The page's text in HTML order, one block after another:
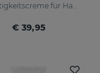
Feuchtigkeitscreme für Haut mit Rötungen
€ 39,95